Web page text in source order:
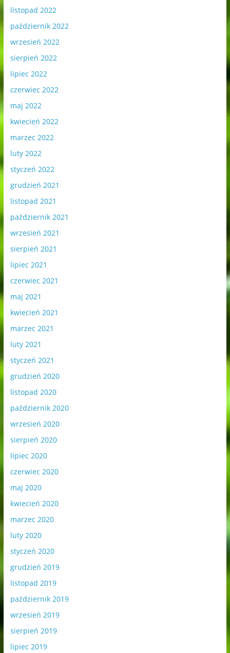
listopad 2022
październik 2022
wrzesień 2022
sierpień 2022
lipiec 2022
czerwiec 2022
maj 2022
kwiecień 2022
marzec 2022
luty 2022
styczeń 2022
grudzień 2021
listopad 2021
październik 2021
wrzesień 2021
sierpień 2021
lipiec 2021
czerwiec 2021
maj 2021
kwiecień 2021
marzec 2021
luty 2021
styczeń 2021
grudzień 2020
listopad 2020
październik 2020
wrzesień 2020
sierpień 2020
lipiec 2020
czerwiec 2020
maj 2020
kwiecień 2020
marzec 2020
luty 2020
styczeń 2020
grudzień 2019
listopad 2019
październik 2019
wrzesień 2019
sierpień 2019
lipiec 2019